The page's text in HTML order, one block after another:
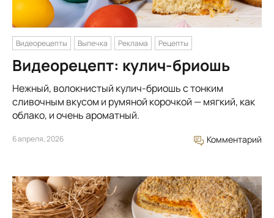
Видеорецепты Выпечка Реклама Рецепты
Видеорецепт: кулич-бриошь
Нежный, волокнистый кулич-бриошь с тонким
сливочным вкусом и румяной корочкой — мягкий, как
облако, и очень ароматный.
6 апреля, 2026 Комментарий